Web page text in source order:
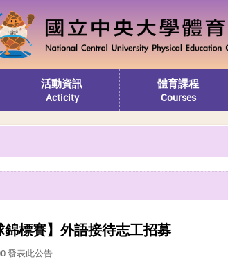
活動資訊
Acticity
體育課程
Courses
錦標賽】外語接待志工招募
發表此公告